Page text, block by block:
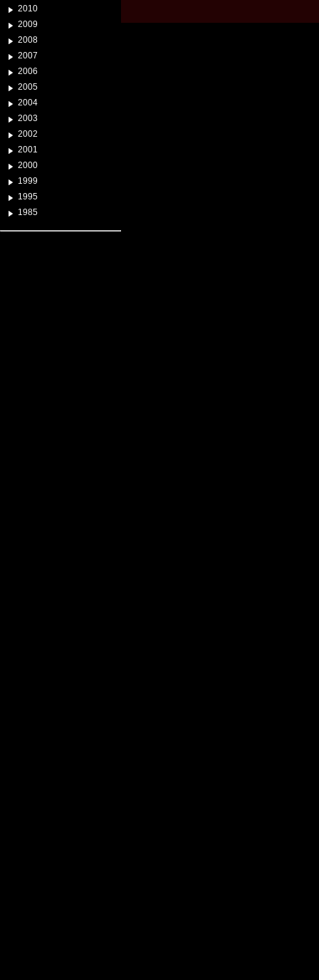
2010
2009
2008
2007
2006
2005
2004
2003
2002
2001
2000
1999
1995
1985